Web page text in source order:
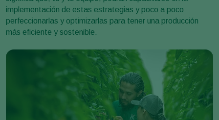
implementación de estas estrategias y poco a poco
perfeccionarlas y optimizarlas para tener una producción
más eficiente y sostenible.